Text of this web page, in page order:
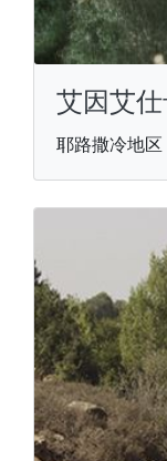
艾因艾
耶路撒冷地区